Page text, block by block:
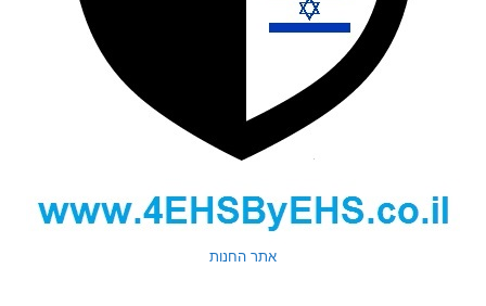
אתר החנות